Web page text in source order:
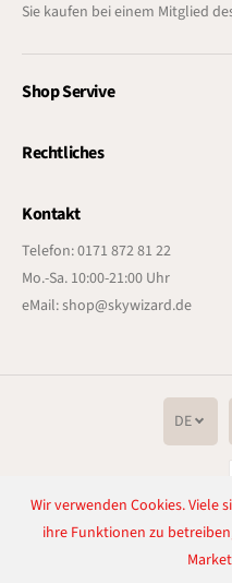
Sie kaufen bei einem Mitglied
Shop Servive
Rechtliches
Kontakt
Telefon: 0171 872 81 22
Mo.-Sa. 10:00-21:00 Uhr
eMail: shop@skywizard.de
Copyright© 2026Lichtenrader
DE
Wir verwenden Cookies. Viele
ihre Funktionen zu